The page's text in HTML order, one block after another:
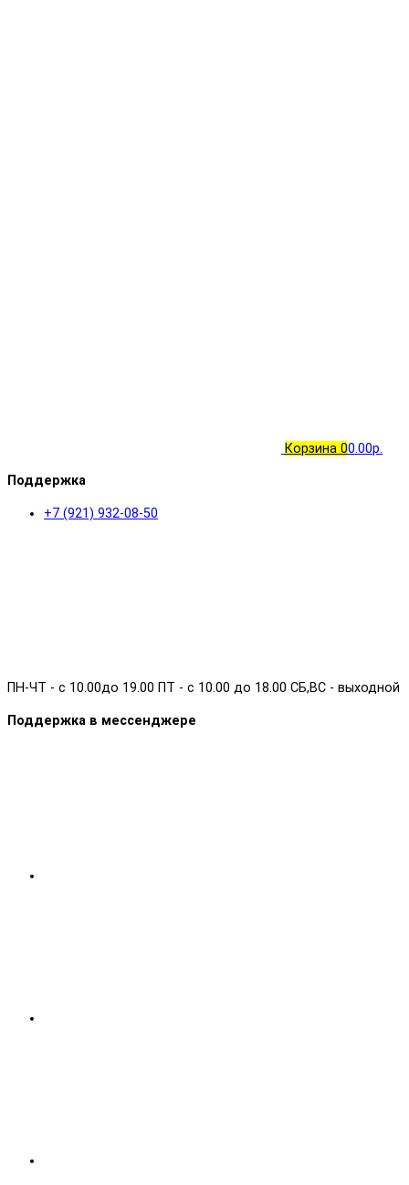
Корзина 00.00р.
Поддержка
+7 (921) 932-08-50
ПН-ЧТ - с 10.00до 19.00 ПТ - с 10.00 до 18.00 СБ,ВС - выходной
Поддержка в мессенджере